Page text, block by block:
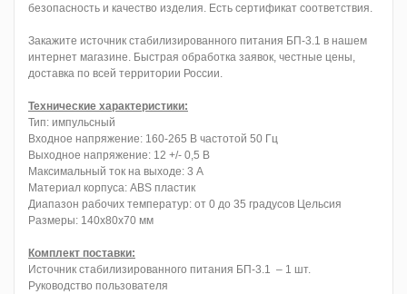
безопасность и качество изделия. Есть сертификат соответствия.
Закажите источник стабилизированного питания БП-3.1 в нашем
интернет магазине. Быстрая обработка заявок, честные цены,
доставка по всей территории России.
Технические характеристики:
Тип: импульсный
Входное напряжение: 160-265 В частотой 50 Гц
Выходное напряжение: 12 +/- 0,5 В
Максимальный ток на выходе: 3 А
Материал корпуса: ABS пластик
Диапазон рабочих температур: от 0 до 35 градусов Цельсия
Размеры: 140х80х70 мм
Комплект поставки:
Источник стабилизированного питания БП-3.1 – 1 шт.
Руководство пользователя